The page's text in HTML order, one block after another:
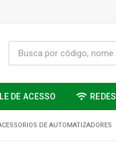
DE ACESSO REDES
DE AUTOMATIZADORES